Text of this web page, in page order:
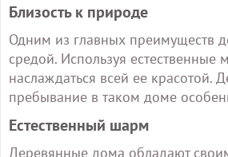
Близость к природе
Одним из главных преимуществ
средой. Используя
наслаждаться всей ее красотой.
пребывание в таком доме
Естественный шарм
Деревянные дома обладают